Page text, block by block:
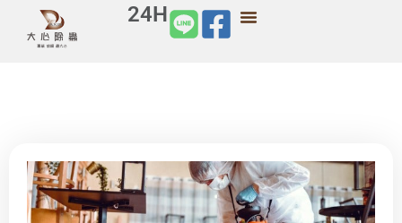
24H